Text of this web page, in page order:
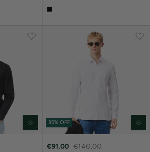
35% OFF
€91,00 €140,00